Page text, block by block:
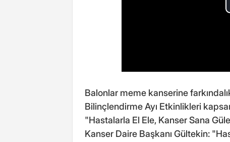
Balonlar meme kanserine
Bilinçlendirme Ayı Etkinlikleri
"Hastalarla El Ele, Kanser Sana
Kanser Daire Başkanı Gültekin: